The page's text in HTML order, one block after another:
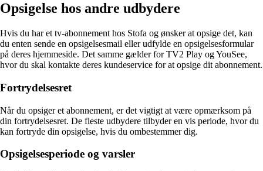
Opsigelse hos andre udbydere
Hvis du har et tv-abonnement hos Stofa og ønsker at opsige det, kan
du enten sende en opsigelsesmail eller udfylde en opsigelsesformular
på deres hjemmeside. Det samme gælder for TV2 Play og YouSee,
hvor du skal kontakte deres kundeservice for at opsige dit abonnement.
Fortrydelsesret
Når du opsiger et abonnement, er det vigtigt at være opmærksom på
din fortrydelsesret. De fleste udbydere tilbyder en vis periode, hvor du
kan fortryde din opsigelse, hvis du ombestemmer dig.
Opsigelsesperiode og varsler